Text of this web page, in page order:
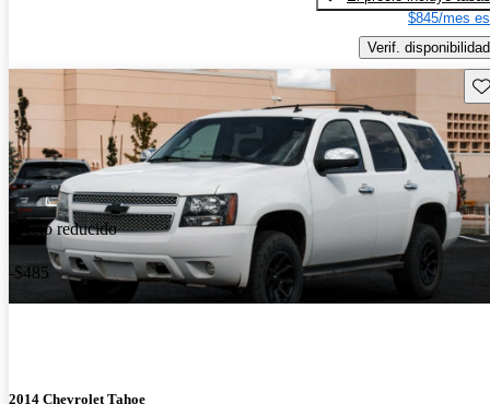
$845/mes
Verif. disponibilidad
Precio reducido
-$485
2014 Chevrolet Tahoe